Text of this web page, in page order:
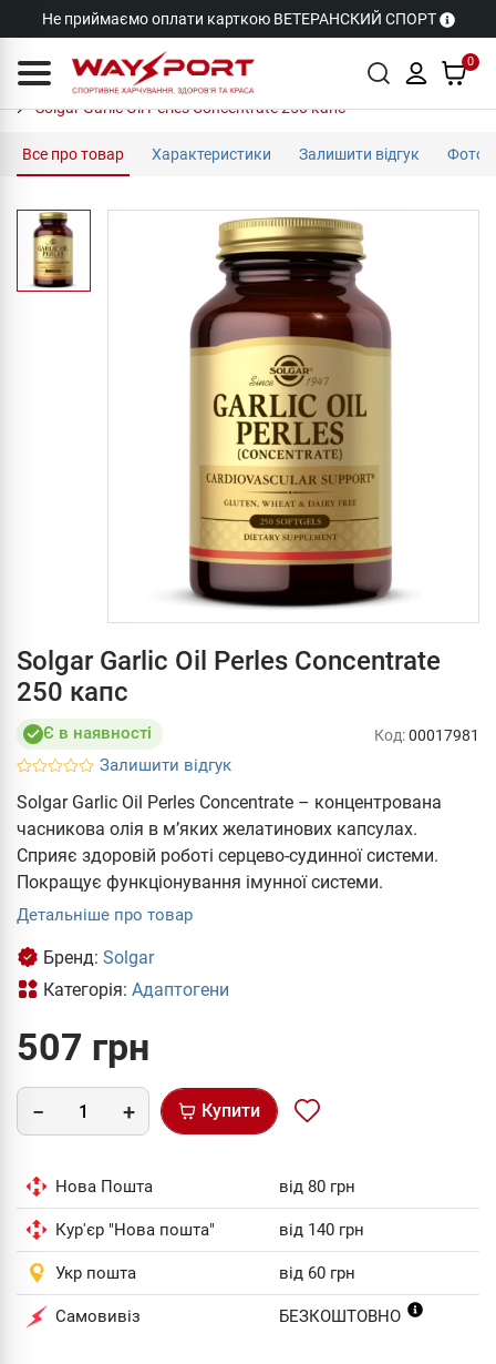
Не приймаємо оплати карткою ВЕТЕРАНСКИЙ СПОРТ
0
Solgar Garlic Oil Perles Concentrate 250 капс
Все про товар Характеристики Залишити відгук Фото
Solgar Garlic Oil Perles Concentrate
250 капс
Є в наявності
Залишити відгук
Код:00017981
Solgar Garlic Oil Perles Concentrate – концентрована
часникова олія в м’яких желатинових капсулах.
Сприяє здоровій роботі серцево-судинної системи.
Покращує функціонування імунної системи.
Детальніше про товар
Бренд: Solgar
Категорія: Адаптогени
507 грн
Купити
Нова Пошта від 80 грн
Кур'єр "Нова пошта" від 140 грн
Укр пошта від 60 грн
Самовивіз БЕЗКОШТОВНО